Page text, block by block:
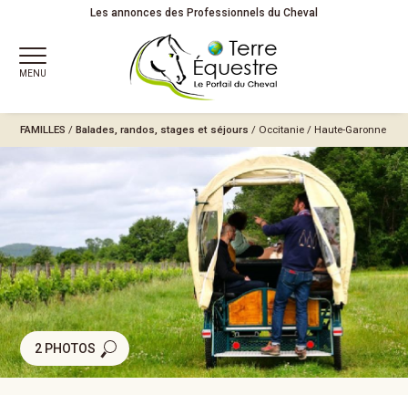
Les annonces des Professionnels du Cheval
MENU
FAMILLES /Balades, randos, stages et séjours / Occitanie / Haute-Garonne
2 PHOTOS